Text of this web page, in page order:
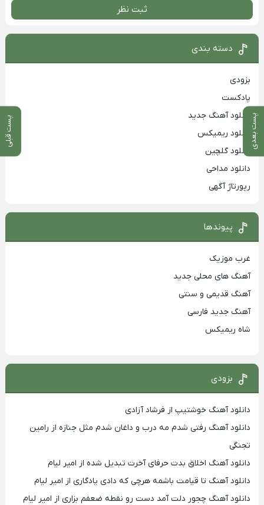
پست بعدی پست قبلی
ثبت نظر
دسته بندی
بزودی
پادکست
دانلود آهنگ جدید
دانلود ریمیکس
دانلود گلچین
دانلود مداحی
رپورتاژ آگهی
پیوندها
غرب موزیک
آهنگ های محلی جدید
آهنگ قدیمی و سنتی
آهنگ جدید فارسی
شاه ریمیکس
بزودی
دانلود آهنگ خوشتیپ از فرشاد آزادی
دانلود آهنگ رفتی شدم مه درب و داغان شدم مثل جنازه از رامین
تجنگی
دانلود آهنگ اخلاق بدت حرفای آخرت تبدیل شده از امیر لیام
دانلود آهنگ تا قیامت باشمه هرچی که دادی یادگاری از امیر لیام
دانلود آهنگ چجور دلت آمد دست رو نقطه ضعفم بزاری از امیر لیام